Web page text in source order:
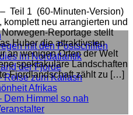
mit den Postschiffen
im Nordatlantik
der Fjorde
Reise zum Kailash
Afrikas
Dem Himmel so nah
Teil 1 (60-Minuten-Version)
komplett neu arrangierten und
Reportage stellt
Huber die attraktivsten
an wenigen Orten der Welt
spektakuläre Landschaften
Fjordlandschaft zählt zu […]